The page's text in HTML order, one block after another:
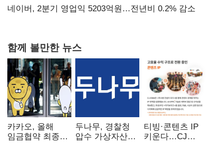
숙제
네이버, 2분기 영업익 5203억원…전년비 0.2% 감소
함께 볼만한 뉴스
카카오, 올해
임금협약 최종
두나무, 경찰청
압수 가상자산
티빙·콘텐츠 IP
키운다…CJ